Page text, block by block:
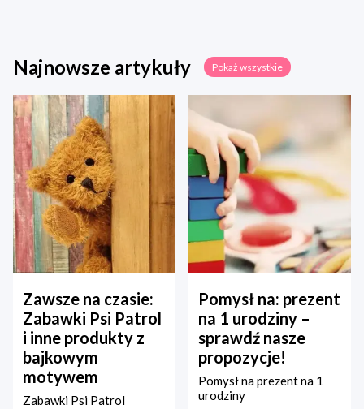
Najnowsze artykuły Pokaż wszystkie
Zawsze na czasie:
Zabawki Psi Patrol
i inne produkty z
bajkowym
motywem
Zabawki Psi Patrol
Pomysł na: prezent
na 1 urodziny –
sprawdź nasze
propozycje!
Pomysł na prezent na 1
urodziny